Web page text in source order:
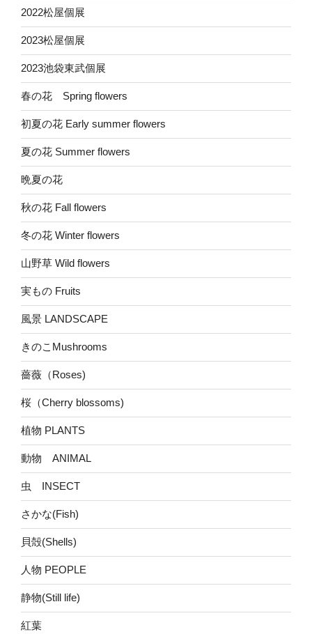
2022松屋個展
2023松屋個展
2023池袋東武個展
春の花 Spring flowers
初夏の花 Early summer flowers
夏の花 Summer flowers
晩夏の花
秋の花 Fall flowers
冬の花 Winter flowers
山野草 Wild flowers
実もの Fruits
風景 LANDSCAPE
きのこMushrooms
薔薇（Roses)
桜（Cherry blossoms)
植物 PLANTS
動物 ANIMAL
虫 INSECT
さかな(Fish)
貝殻(Shells)
人物 PEOPLE
静物(Still life)
紅葉